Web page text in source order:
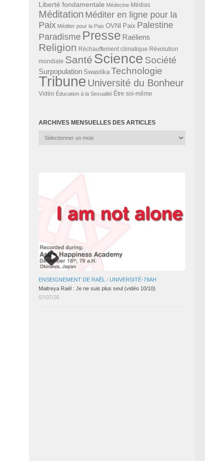
Liberté fondamentale Médecine Médias
Méditation Méditer en ligne pour la
Paix Méditer pour la Paix OVNI Paix Palestine
Paradisme Presse Raéliens
Religion Réchauffement climatique Révolution
mondiale Santé Science Société
Surpopulation Swastika Technologie
Tribune Université du Bonheur
Vidéo Éducation à la Sexualité Être soi-même
ARCHIVES MENSUELLES DES ARTICLES
Archives
ENSEIGNEMENT DE RAËL / UNIVERSITÉ-79AH
Maitreya Raël : Je ne suis plus seul (vidéo 10/10)
07/07/26